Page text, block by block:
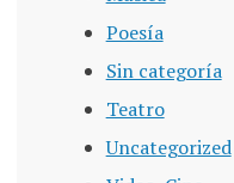
Poesía
Sin categoría
Teatro
Uncategorized